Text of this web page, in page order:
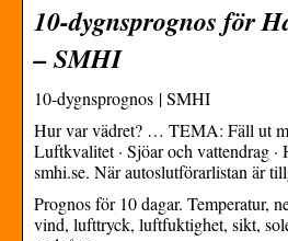
10-dygnsprognos för
– SMHI
10-dygnsprognos | SMHI
Hur var vädret? … TEMA: Fäll ut
Luftkvalitet · Sjöar och vattendrag
smhi.se. När autoslutförarlistan är
Prognos för 10 dagar. Temperatur,
vind, lufttryck, luftfuktighet, sikt,